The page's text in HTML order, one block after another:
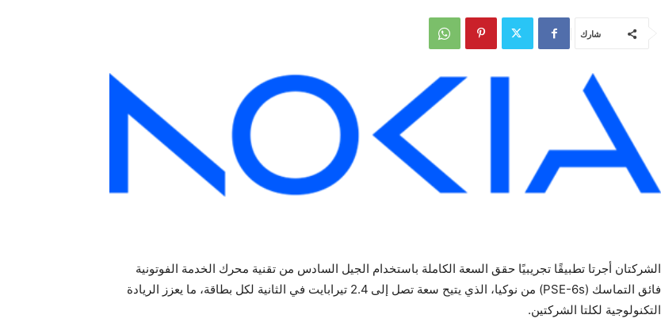
شارك
الشركتان أجرتا تطبيقًا تجريبيًا حقق السعة الكاملة باستخدام الجيل السادس من تقنية محرك الخدمة الفوتونية
فائق التماسك (PSE-6s) من نوكيا، الذي يتيح سعة تصل إلى 2.4 تيرابايت في الثانية لكل بطاقة، ما يعزز الريادة
التكنولوجية لكلتا الشركتين.